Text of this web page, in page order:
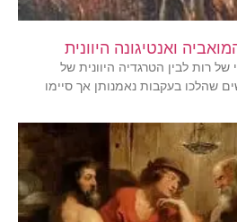
ואנטיגונה היוונית
לבין הטרגדיה היוונית של
בעקבות נאמנותן אך סיימו